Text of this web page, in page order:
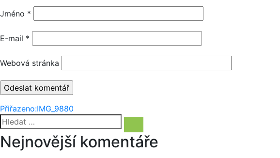
Jméno *
E-mail *
Webová stránka
Navigace
pro
příspěvek
Přiřazeno:IMG_9880
Hledat:
Hledání
Nejnovější komentáře